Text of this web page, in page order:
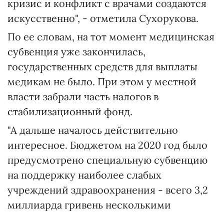
кризис и конфликт с врачами создаются
искусственно", - отметила Сухорукова.
По ее словам, на тот момент медицинская
субвенция уже закончилась,
государственных средств для выплаты
медикам не было. При этом у местной
власти забрали часть налогов в
стабилизационный фонд.
"А дальше началось действительно
интересное. Бюджетом на 2020 год было
предусмотрено специальную субвенцию
на поддержку наиболее слабых
учреждений здравоохранения - всего 3,2
миллиарда гривень несколькими